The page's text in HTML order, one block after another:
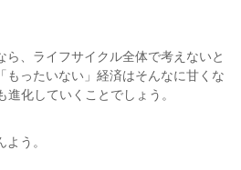
、ライフサイクル全体で考えないと
もったいない」経済はそんなに甘くな
化していくことでしょう。
う。